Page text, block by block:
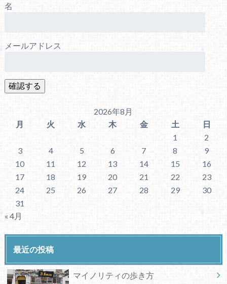
名
メールアドレス
2026年8月
月
火 水 木 金 土
日
1
2
3
4 5 6 7 8
9
10
11 12 13 14 15
16
17
18 19 20 21 22
23
24
25 26 27 28 29
30
31
« 4月
最近の投稿
マイノリティの歩き方